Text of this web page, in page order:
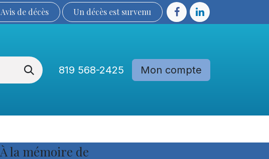
Avis de décès Un décès est sur​​​​​​​​ve​nu​​​​​​​​​​
819 568-2425 Mon compte
À la mémoire de